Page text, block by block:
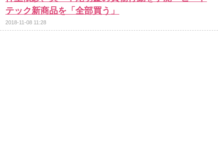
テック新商品を「全部買う」
2018-11-08 11:28